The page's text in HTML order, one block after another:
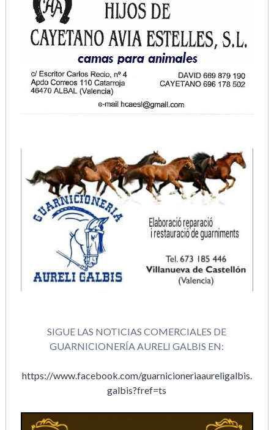
SIGUE LAS NOTICIAS COMERCIALES DE
GUARNICIONERÍA AURELI GALBIS EN:
https://www.facebook.com/guarnicioneriaaureligalbis.
galbis?fref=ts